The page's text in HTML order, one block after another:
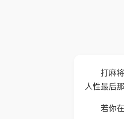
打麻
人性最后
若你